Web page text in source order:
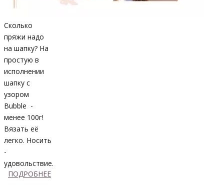
Сколько
пряжи надо
на шапку? На
простую в
исполнении
шапку с
узором
Bubble -
менее 100г!
Вязать её
легко. Носить
-
удовольствие.
ПОДРОБНЕЕ